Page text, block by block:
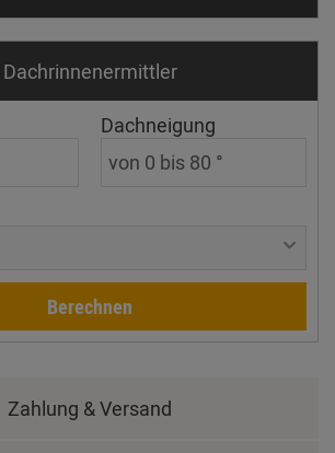
Dachrinnen­ermittler
Dachneigung
Berechnen
Zahlung & Versand